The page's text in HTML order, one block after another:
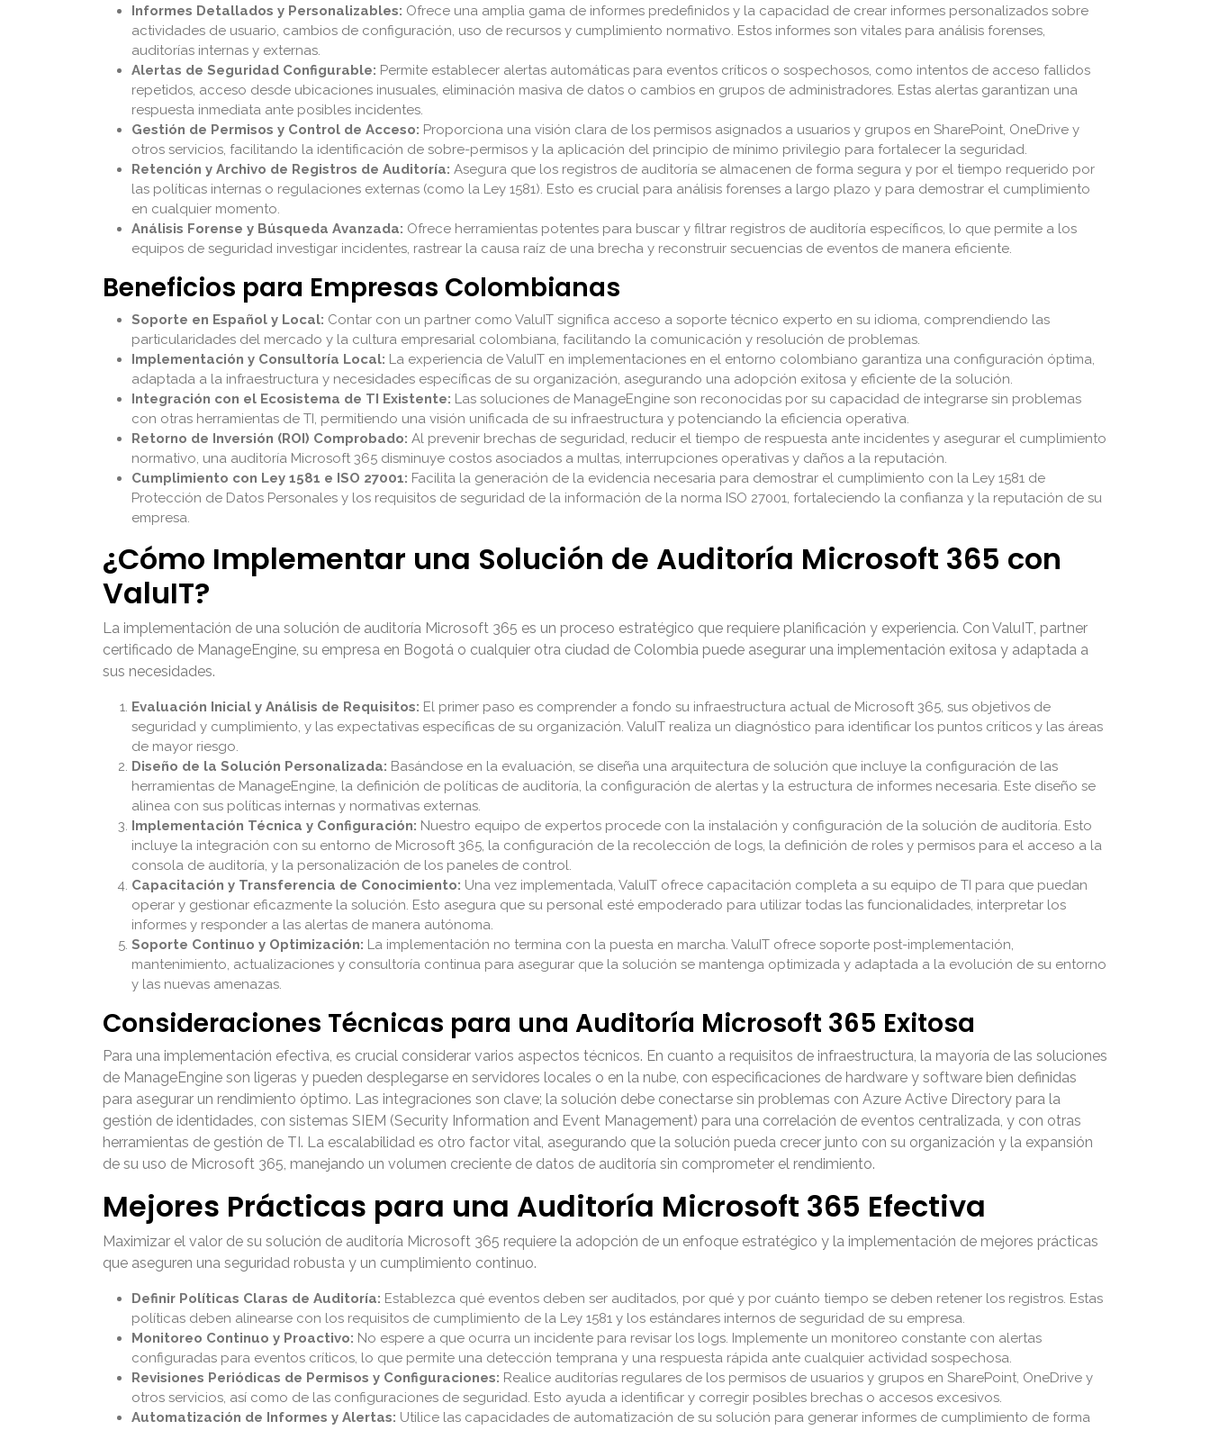
Informes Detallados y Personalizables: Ofrece una amplia gama de informes predefinidos y la capacidad de crear informes personalizados sobre
actividades de usuario, cambios de configuración, uso de recursos y cumplimiento normativo. Estos informes son vitales para análisis forenses,
auditorías internas y externas.
Alertas de Seguridad Configurable: Permite establecer alertas automáticas para eventos críticos o sospechosos, como intentos de acceso fallidos
repetidos, acceso desde ubicaciones inusuales, eliminación masiva de datos o cambios en grupos de administradores. Estas alertas garantizan una
respuesta inmediata ante posibles incidentes.
Gestión de Permisos y Control de Acceso: Proporciona una visión clara de los permisos asignados a usuarios y grupos en SharePoint, OneDrive y
otros servicios, facilitando la identificación de sobre-permisos y la aplicación del principio de mínimo privilegio para fortalecer la seguridad.
Retención y Archivo de Registros de Auditoría: Asegura que los registros de auditoría se almacenen de forma segura y por el tiempo requerido por
las políticas internas o regulaciones externas (como la Ley 1581). Esto es crucial para análisis forenses a largo plazo y para demostrar el cumplimiento
en cualquier momento.
Análisis Forense y Búsqueda Avanzada: Ofrece herramientas potentes para buscar y filtrar registros de auditoría específicos, lo que permite a los
equipos de seguridad investigar incidentes, rastrear la causa raíz de una brecha y reconstruir secuencias de eventos de manera eficiente.
Beneficios para Empresas Colombianas
Soporte en Español y Local: Contar con un partner como ValuIT significa acceso a soporte técnico experto en su idioma, comprendiendo las
particularidades del mercado y la cultura empresarial colombiana, facilitando la comunicación y resolución de problemas.
Implementación y Consultoría Local: La experiencia de ValuIT en implementaciones en el entorno colombiano garantiza una configuración óptima,
adaptada a la infraestructura y necesidades específicas de su organización, asegurando una adopción exitosa y eficiente de la solución.
Integración con el Ecosistema de TI Existente: Las soluciones de ManageEngine son reconocidas por su capacidad de integrarse sin problemas
con otras herramientas de TI, permitiendo una visión unificada de su infraestructura y potenciando la eficiencia operativa.
Retorno de Inversión (ROI) Comprobado: Al prevenir brechas de seguridad, reducir el tiempo de respuesta ante incidentes y asegurar el cumplimiento
normativo, una auditoría Microsoft 365 disminuye costos asociados a multas, interrupciones operativas y daños a la reputación.
Cumplimiento con Ley 1581 e ISO 27001: Facilita la generación de la evidencia necesaria para demostrar el cumplimiento con la Ley 1581 de
Protección de Datos Personales y los requisitos de seguridad de la información de la norma ISO 27001, fortaleciendo la confianza y la reputación de su
empresa.
¿Cómo Implementar una Solución de Auditoría Microsoft 365 con
ValuIT?
La implementación de una solución de auditoría Microsoft 365 es un proceso estratégico que requiere planificación y experiencia. Con ValuIT, partner
certificado de ManageEngine, su empresa en Bogotá o cualquier otra ciudad de Colombia puede asegurar una implementación exitosa y adaptada a
sus necesidades.
Evaluación Inicial y Análisis de Requisitos: El primer paso es comprender a fondo su infraestructura actual de Microsoft 365, sus objetivos de
seguridad y cumplimiento, y las expectativas específicas de su organización. ValuIT realiza un diagnóstico para identificar los puntos críticos y las áreas
de mayor riesgo.
Diseño de la Solución Personalizada: Basándose en la evaluación, se diseña una arquitectura de solución que incluye la configuración de las
herramientas de ManageEngine, la definición de políticas de auditoría, la configuración de alertas y la estructura de informes necesaria. Este diseño se
alinea con sus políticas internas y normativas externas.
Implementación Técnica y Configuración: Nuestro equipo de expertos procede con la instalación y configuración de la solución de auditoría. Esto
incluye la integración con su entorno de Microsoft 365, la configuración de la recolección de logs, la definición de roles y permisos para el acceso a la
consola de auditoría, y la personalización de los paneles de control.
Capacitación y Transferencia de Conocimiento: Una vez implementada, ValuIT ofrece capacitación completa a su equipo de TI para que puedan
operar y gestionar eficazmente la solución. Esto asegura que su personal esté empoderado para utilizar todas las funcionalidades, interpretar los
informes y responder a las alertas de manera autónoma.
Soporte Continuo y Optimización: La implementación no termina con la puesta en marcha. ValuIT ofrece soporte post-implementación,
mantenimiento, actualizaciones y consultoría continua para asegurar que la solución se mantenga optimizada y adaptada a la evolución de su entorno
y las nuevas amenazas.
Consideraciones Técnicas para una Auditoría Microsoft 365 Exitosa
Para una implementación efectiva, es crucial considerar varios aspectos técnicos. En cuanto a requisitos de infraestructura, la mayoría de las soluciones
de ManageEngine son ligeras y pueden desplegarse en servidores locales o en la nube, con especificaciones de hardware y software bien definidas
para asegurar un rendimiento óptimo. Las integraciones son clave; la solución debe conectarse sin problemas con Azure Active Directory para la
gestión de identidades, con sistemas SIEM (Security Information and Event Management) para una correlación de eventos centralizada, y con otras
herramientas de gestión de TI. La escalabilidad es otro factor vital, asegurando que la solución pueda crecer junto con su organización y la expansión
de su uso de Microsoft 365, manejando un volumen creciente de datos de auditoría sin comprometer el rendimiento.
Mejores Prácticas para una Auditoría Microsoft 365 Efectiva
Maximizar el valor de su solución de auditoría Microsoft 365 requiere la adopción de un enfoque estratégico y la implementación de mejores prácticas
que aseguren una seguridad robusta y un cumplimiento continuo.
Definir Políticas Claras de Auditoría: Establezca qué eventos deben ser auditados, por qué y por cuánto tiempo se deben retener los registros. Estas
políticas deben alinearse con los requisitos de cumplimiento de la Ley 1581 y los estándares internos de seguridad de su empresa.
Monitoreo Continuo y Proactivo: No espere a que ocurra un incidente para revisar los logs. Implemente un monitoreo constante con alertas
configuradas para eventos críticos, lo que permite una detección temprana y una respuesta rápida ante cualquier actividad sospechosa.
Revisiones Periódicas de Permisos y Configuraciones: Realice auditorías regulares de los permisos de usuarios y grupos en SharePoint, OneDrive y
otros servicios, así como de las configuraciones de seguridad. Esto ayuda a identificar y corregir posibles brechas o accesos excesivos.
Automatización de Informes y Alertas: Utilice las capacidades de automatización de su solución para generar informes de cumplimiento de forma